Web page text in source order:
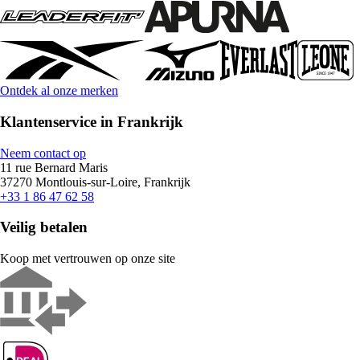
Ontdek al onze merken
Klantenservice in Frankrijk
Neem contact op
11 rue Bernard Maris
37270 Montlouis-sur-Loire, Frankrijk
+33 1 86 47 62 58
Veilig betalen
Koop met vertrouwen op onze site